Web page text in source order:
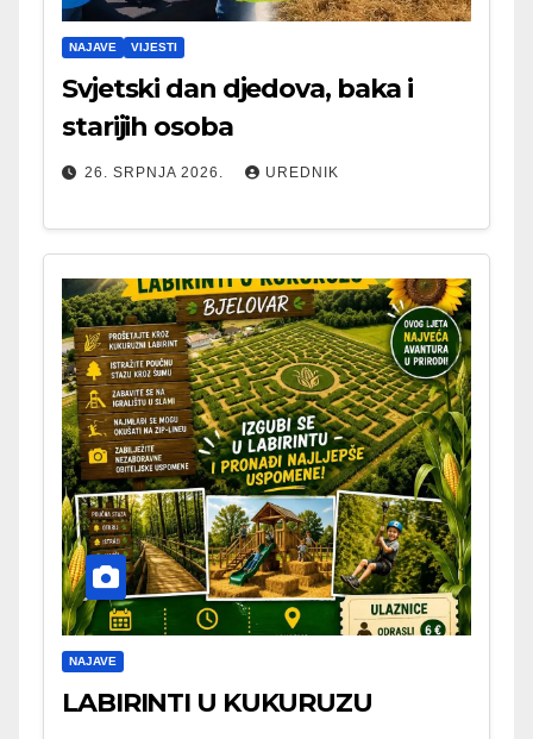
NAJAVE VIJESTI
Svjetski dan djedova, baka i
starijih osoba
26. SRPNJA 2026. UREDNIK
NAJAVE
LABIRINTI U KUKURUZU